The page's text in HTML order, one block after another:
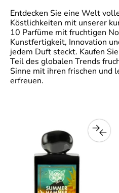
Entdecken Sie eine Welt
Köstlichkeiten mit unserer
10 Parfüme mit fruchtigen
Kunstfertigkeit, Innovation
jedem Duft steckt. Kaufen
Teil des globalen Trends
Sinne mit ihren frischen und
erfreuen.